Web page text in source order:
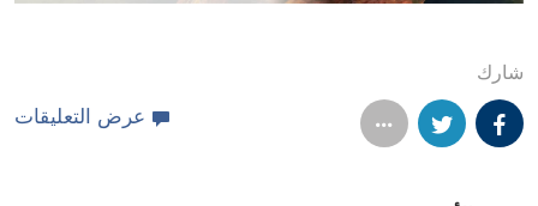
شارك
عرض التعليقات